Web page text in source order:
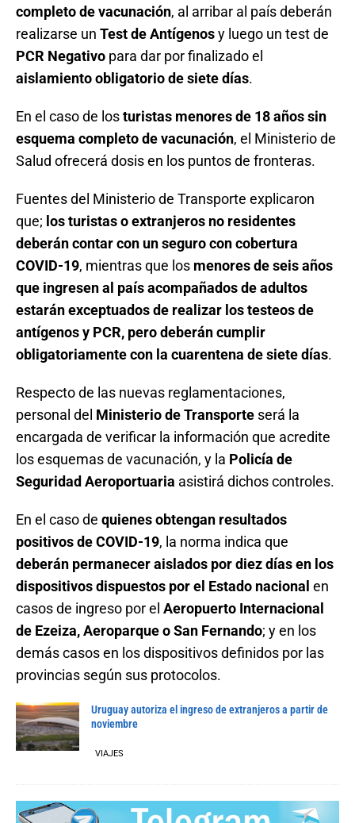
completo de vacunación, al arribar al país deberán
realizarse un Test de Antígenosy luego un test de
PCR Negativo para dar por finalizado el
aislamiento obligatorio de siete días.
En el caso de losturistas menores de 18 años sin
esquema completo de vacunación, el Ministerio de
Salud ofrecerá dosis en los puntos de fronteras.
Fuentes del Ministerio de Transporte explicaron
que; los turistas o extranjeros no residentes
deberán contar con un seguro con cobertura
COVID-19, mientras que los menores de seis años
que ingresen al país acompañados de adultos
estarán exceptuados de realizar los testeos de
antígenos y PCR, pero deberán cumplir
obligatoriamente con la cuarentena de siete días.
Respecto de las nuevas reglamentaciones,
personal del Ministerio de Transporte será la
encargada de verificar la información que acredite
los esquemas de vacunación, y la Policía de
Seguridad Aeroportuaria asistirá dichos controles.
En el caso de quienes obtengan resultados
positivos de COVID-19, la norma indica que
deberán permanecer aislados por diez días en los
dispositivos dispuestos por el Estado nacional en
casos de ingreso por el Aeropuerto Internacional
de Ezeiza, Aeroparque o San Fernando; y en los
demás casos en los dispositivos definidos por las
provincias según sus protocolos.
Uruguay autoriza el ingreso de extranjeros a partir de
noviembre
VIAJES